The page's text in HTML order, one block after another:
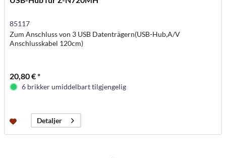
85117
Zum Anschluss von 3 USB Datenträgern(USB-Hub,A/V
Anschlusskabel 120cm)
20,80 € *
6 brikker umiddelbart tilgjengelig
Detaljer